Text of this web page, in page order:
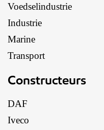
Voedselindustrie
Industrie
Marine
Transport
Constructeurs
DAF
Iveco